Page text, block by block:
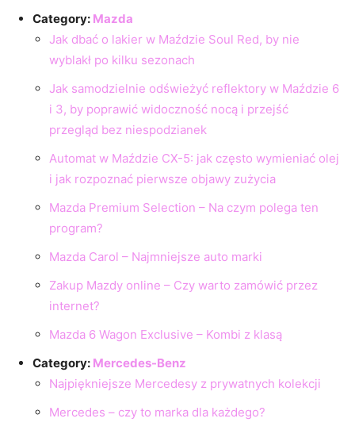
Category: Mazda
Jak dbać o lakier w Maździe Soul Red, by nie
wyblakł po kilku sezonach
Jak samodzielnie odświeżyć reflektory w Maździe 6
i 3, by poprawić widoczność nocą i przejść
przegląd bez niespodzianek
Automat w Maździe CX-5: jak często wymieniać olej
i jak rozpoznać pierwsze objawy zużycia
Mazda Premium Selection – Na czym polega ten
program?
Mazda Carol – Najmniejsze auto marki
Zakup Mazdy online – Czy warto zamówić przez
internet?
Mazda 6 Wagon Exclusive – Kombi z klasą
Category: Mercedes-Benz
Najpiękniejsze Mercedesy z prywatnych kolekcji
Mercedes – czy to marka dla każdego?